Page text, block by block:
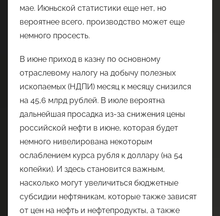
мае. Июньской статистики еще нет, но
вероятнее всего, производство может еще
немного просесть.
В июне приход в казну по основному
отраслевому налогу на добычу полезных
ископаемых (НДПИ) месяц к месяцу снизился
на 45,6 млрд рублей. В июле вероятна
дальнейшая просадка из-за снижения цены
российской нефти в июне, которая будет
немного нивелирована некоторым
ослаблением курса рубля к доллару (на 54
копейки). И здесь становится важным,
насколько могут увеличиться бюджетные
субсидии нефтяникам, которые также зависят
от цен на нефть и нефтепродукты, а также